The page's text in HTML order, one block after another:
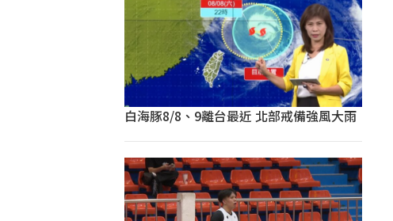
白海豚8/8、9離台最近 北部戒備強風大雨